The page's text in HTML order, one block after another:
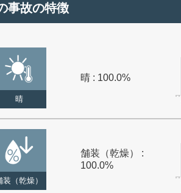
事故の特徴
晴
晴 : 100.0%
装（乾燥）
舗装（乾燥） :
100.0%